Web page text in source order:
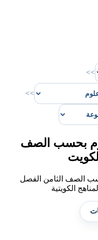
>>
>>
بحسب الصف
الصف الثامن الفصل
الكويتية